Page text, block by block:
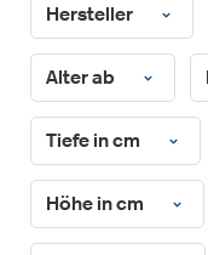
Hersteller
Alter ab
Tiefe in cm
Höhe in cm